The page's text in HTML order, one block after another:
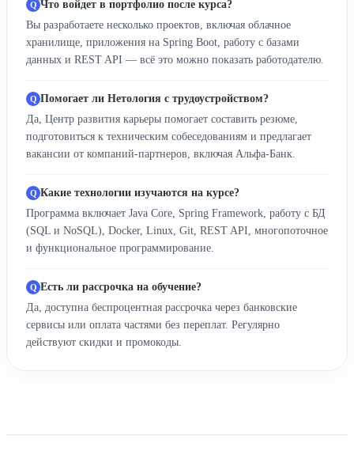
Что войдет в портфолио после курса?
Вы разработаете несколько проектов, включая облачное
хранилище, приложения на Spring Boot, работу с базами
данных и REST API — всё это можно показать работодателю.
Помогает ли Нетология с трудоустройством?
Да, Центр развития карьеры помогает составить резюме,
подготовиться к техническим собеседованиям и предлагает
вакансии от компаний-партнеров, включая Альфа-Банк.
Какие технологии изучаются на курсе?
Программа включает Java Core, Spring Framework, работу с БД
(SQL и NoSQL), Docker, Linux, Git, REST API, многопоточное
и функциональное программирование.
Есть ли рассрочка на обучение?
Да, доступна беспроцентная рассрочка через банковские
сервисы или оплата частями без переплат. Регулярно
действуют скидки и промокоды.